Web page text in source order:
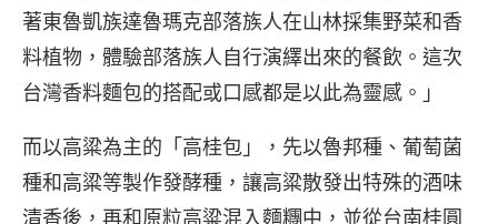
著東魯凱族達魯瑪克部落族人在山林採集野菜和香
料植物，體驗部落族人自行演繹出來的餐飲。這次
台灣香料麵包的搭配或口感都是以此為靈感。」
而以高粱為主的「高桂包」，先以魯邦種、葡萄菌
種和高粱等製作發酵種，讓高粱散發出特殊的酒味
清香後，再和原粒高粱混入麵糰中，並從台南桂圓